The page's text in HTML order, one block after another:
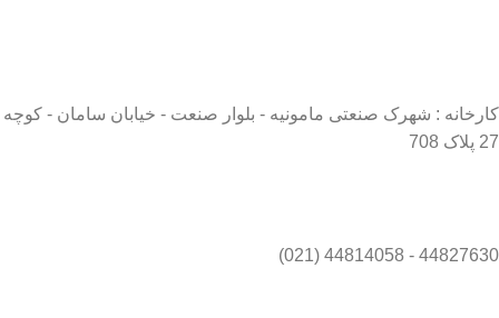
کارخانه : شهرک صنعتی مامونیه - بلوار صنعت - خیابان سامان - کوچه
27 پلاک 708
44827630 - 44814058 (021)